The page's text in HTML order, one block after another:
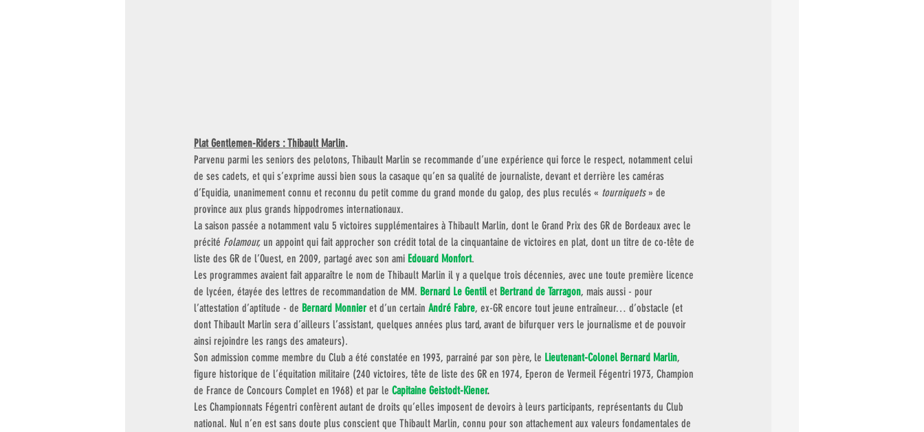
Plat Gentlemen-Riders : Thibault Marlin.
Parvenu parmi les seniors des pelotons, Thibault Marlin se recommande d’une expérience qui force le respect, notamment celui
de ses cadets, et qui s’exprime aussi bien sous la casaque qu’en sa qualité de journaliste, devant et derrière les caméras
d’Equidia, unanimement connu et reconnu du petit comme du grand monde du galop, des plus reculés « tourniquets » de
province aux plus grands hippodromes internationaux.
La saison passée a notamment valu 5 victoires supplémentaires à Thibault Marlin, dont le Grand Prix des GR de Bordeaux avec le
précité Folamour, un appoint qui fait approcher son crédit total de la cinquantaine de victoires en plat, dont un titre de co-tête de
liste des GR de l’Ouest, en 2009, partagé avec son ami Edouard Monfort.
Les programmes avaient fait apparaître le nom de Thibault Marlin il y a quelque trois décennies, avec une toute première licence
de lycéen, étayée des lettres de recommandation de MM. Bernard Le Gentil et Bertrand de Tarragon, mais aussi - pour
l’attestation d’aptitude - de Bernard Monnier et d’un certain André Fabre, ex-GR encore tout jeune entraîneur… d’obstacle (et
dont Thibault Marlin sera d’ailleurs l’assistant, quelques années plus tard, avant de bifurquer vers le journalisme et de pouvoir
ainsi rejoindre les rangs des amateurs).
Son admission comme membre du Club a été constatée en 1993, parrainé par son père, le Lieutenant-Colonel Bernard Marlin,
figure historique de l’équitation militaire (240 victoires, tête de liste des GR en 1974, Eperon de Vermeil Fégentri 1973, Champion
de France de Concours Complet en 1968) et par le Capitaine Geistodt-Kiener.
Les Championnats Fégentri confèrent autant de droits qu’elles imposent de devoirs à leurs participants, représentants du Club
national. Nul n’en est sans doute plus conscient que Thibault Marlin, connu pour son attachement aux valeurs fondamentales de